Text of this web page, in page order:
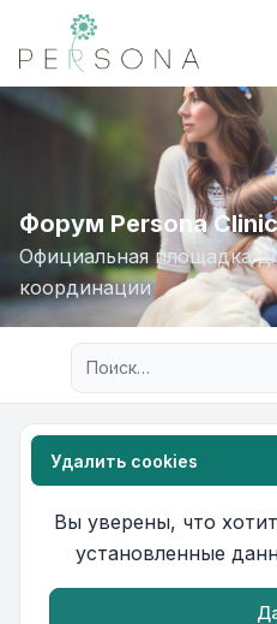
Форум Persona Clinic
Официальная площадка
координации
Удалить cookies
Вы уверены, что
установленные